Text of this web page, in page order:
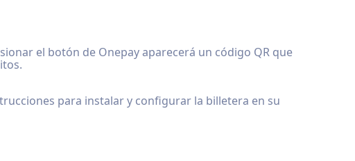
el botón de Onepay aparecerá un código QR que
para instalar y configurar la billetera en su